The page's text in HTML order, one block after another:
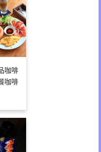
咖啡
咖啡